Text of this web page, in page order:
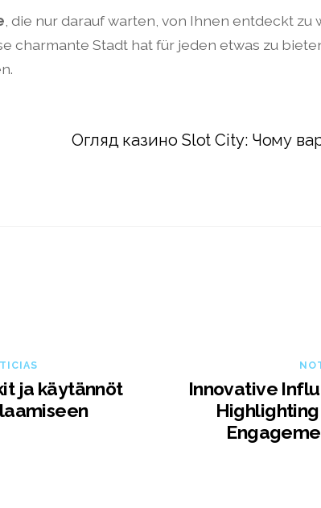
, die nur darauf warten, von Ihnen entdeckt zu
Stadt hat für jeden etwas zu
Огляд казино Slot City: Чому
ja käytännöt
Innovative